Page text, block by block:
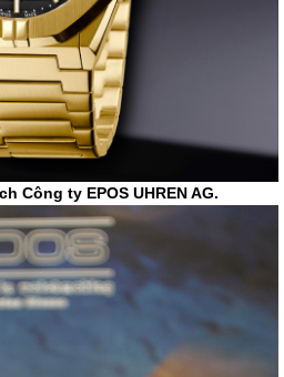
Công ty EPOS UHREN AG.